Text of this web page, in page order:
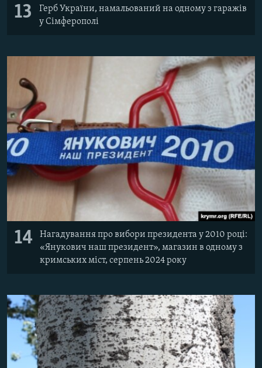
13
Герб України, намальований на одному з гаражів
у Сімферополі
14
Нагадування про вибори президента у 2010 році:
«Янукович наш президент», магазин в одному з
кримських міст, серпень 2024 року